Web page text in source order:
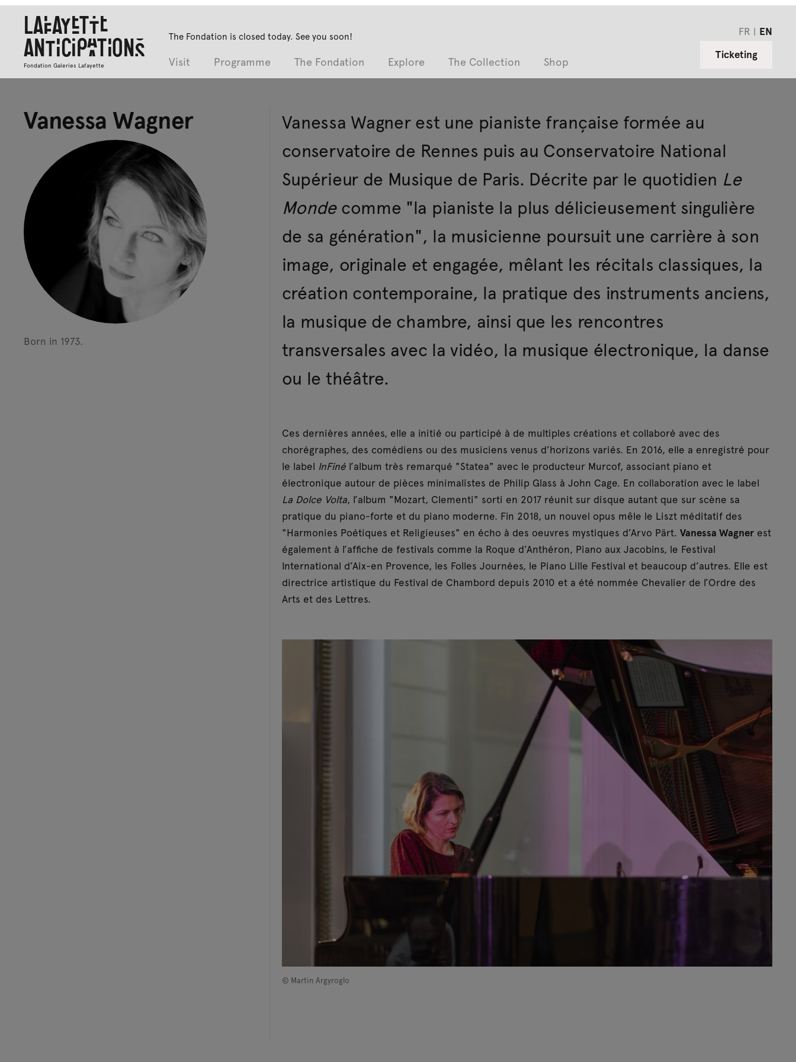
Lafayette
Anticipations
Fondation Galeries Lafayette
The Fondation is closed today. See you soon!
Visit Programme The Fondation Explore The Collection Shop
FR
EN
Ticketing
Vanessa Wagner
Born in 1973.
Vanessa Wagner est une pianiste française formée au
conservatoire de Rennes puis au Conservatoire National
Supérieur de Musique de Paris. Décrite par le quotidien Le
Mondecomme "la pianiste la plus délicieusement singulière
de sa génération", la musicienne poursuit une carrière à son
image, originale et engagée, mêlant les récitals classiques, la
création contemporaine, la pratique des instruments anciens,
la musique de chambre, ainsi que les rencontres
transversales avec la vidéo, la musique électronique, la danse
ou le théâtre.
Ces dernières années, elle a initié ou participé à de multiples créations et collaboré avec des
chorégraphes, des comédiens ou des musiciens venus d’horizons variés. En 2016, elle a enregistré pour
le label InFinél’album très remarqué "Statea" avec le producteur Murcof, associant piano et
électronique autour de pièces minimalistes de Philip Glass à John Cage. En collaboration avec le label
La Dolce Volta, l’album "Mozart, Clementi" sorti en 2017 réunit sur disque autant que sur scène sa
pratique du piano-forte et du piano moderne. Fin 2018, un nouvel opus mêle le Liszt méditatif des
"Harmonies Poétiques et Religieuses" en écho à des oeuvres mystiques d’Arvo Pärt. Vanessa Wagnerest
également à l’affiche de festivals comme la Roque d’Anthéron, Piano aux Jacobins, le Festival
International d’Aix-en Provence, les Folles Journées, le Piano Lille Festival et beaucoup d’autres. Elle est
directrice artistique du Festival de Chambord depuis 2010 et a été nommée Chevalier de l’Ordre des
Arts et des Lettres.
© Martin Argyroglo